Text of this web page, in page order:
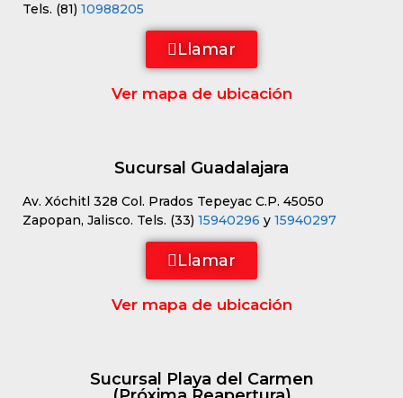
Tels. (81) 10988205
Llamar
Ver mapa de ubicación
Sucursal Guadalajara
Av. Xóchitl 328 Col. Prados Tepeyac C.P. 45050
Zapopan, Jalisco. Tels. (33) 15940296 y 15940297
Llamar
Ver mapa de ubicación
Sucursal Playa del Carmen